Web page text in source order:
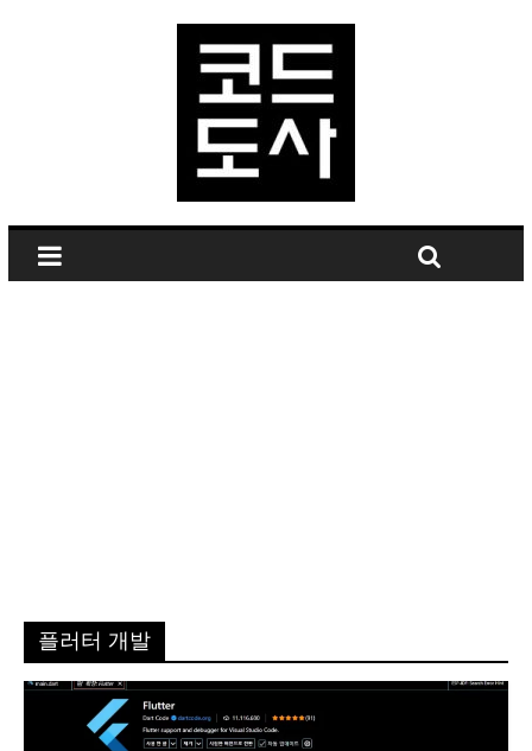
플러터 개발